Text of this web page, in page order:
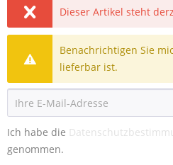
Dieser Artikel steht
Benachrichtigen Sie
lieferbar ist.
Ich habe die
genommen.